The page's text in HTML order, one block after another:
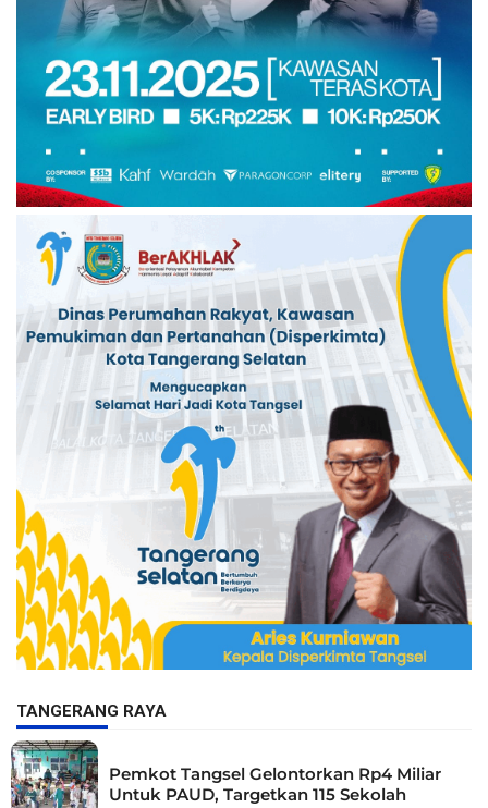
TANGERANG RAYA
Pemkot Tangsel Gelontorkan Rp4 Miliar
Untuk PAUD, Targetkan 115 Sekolah